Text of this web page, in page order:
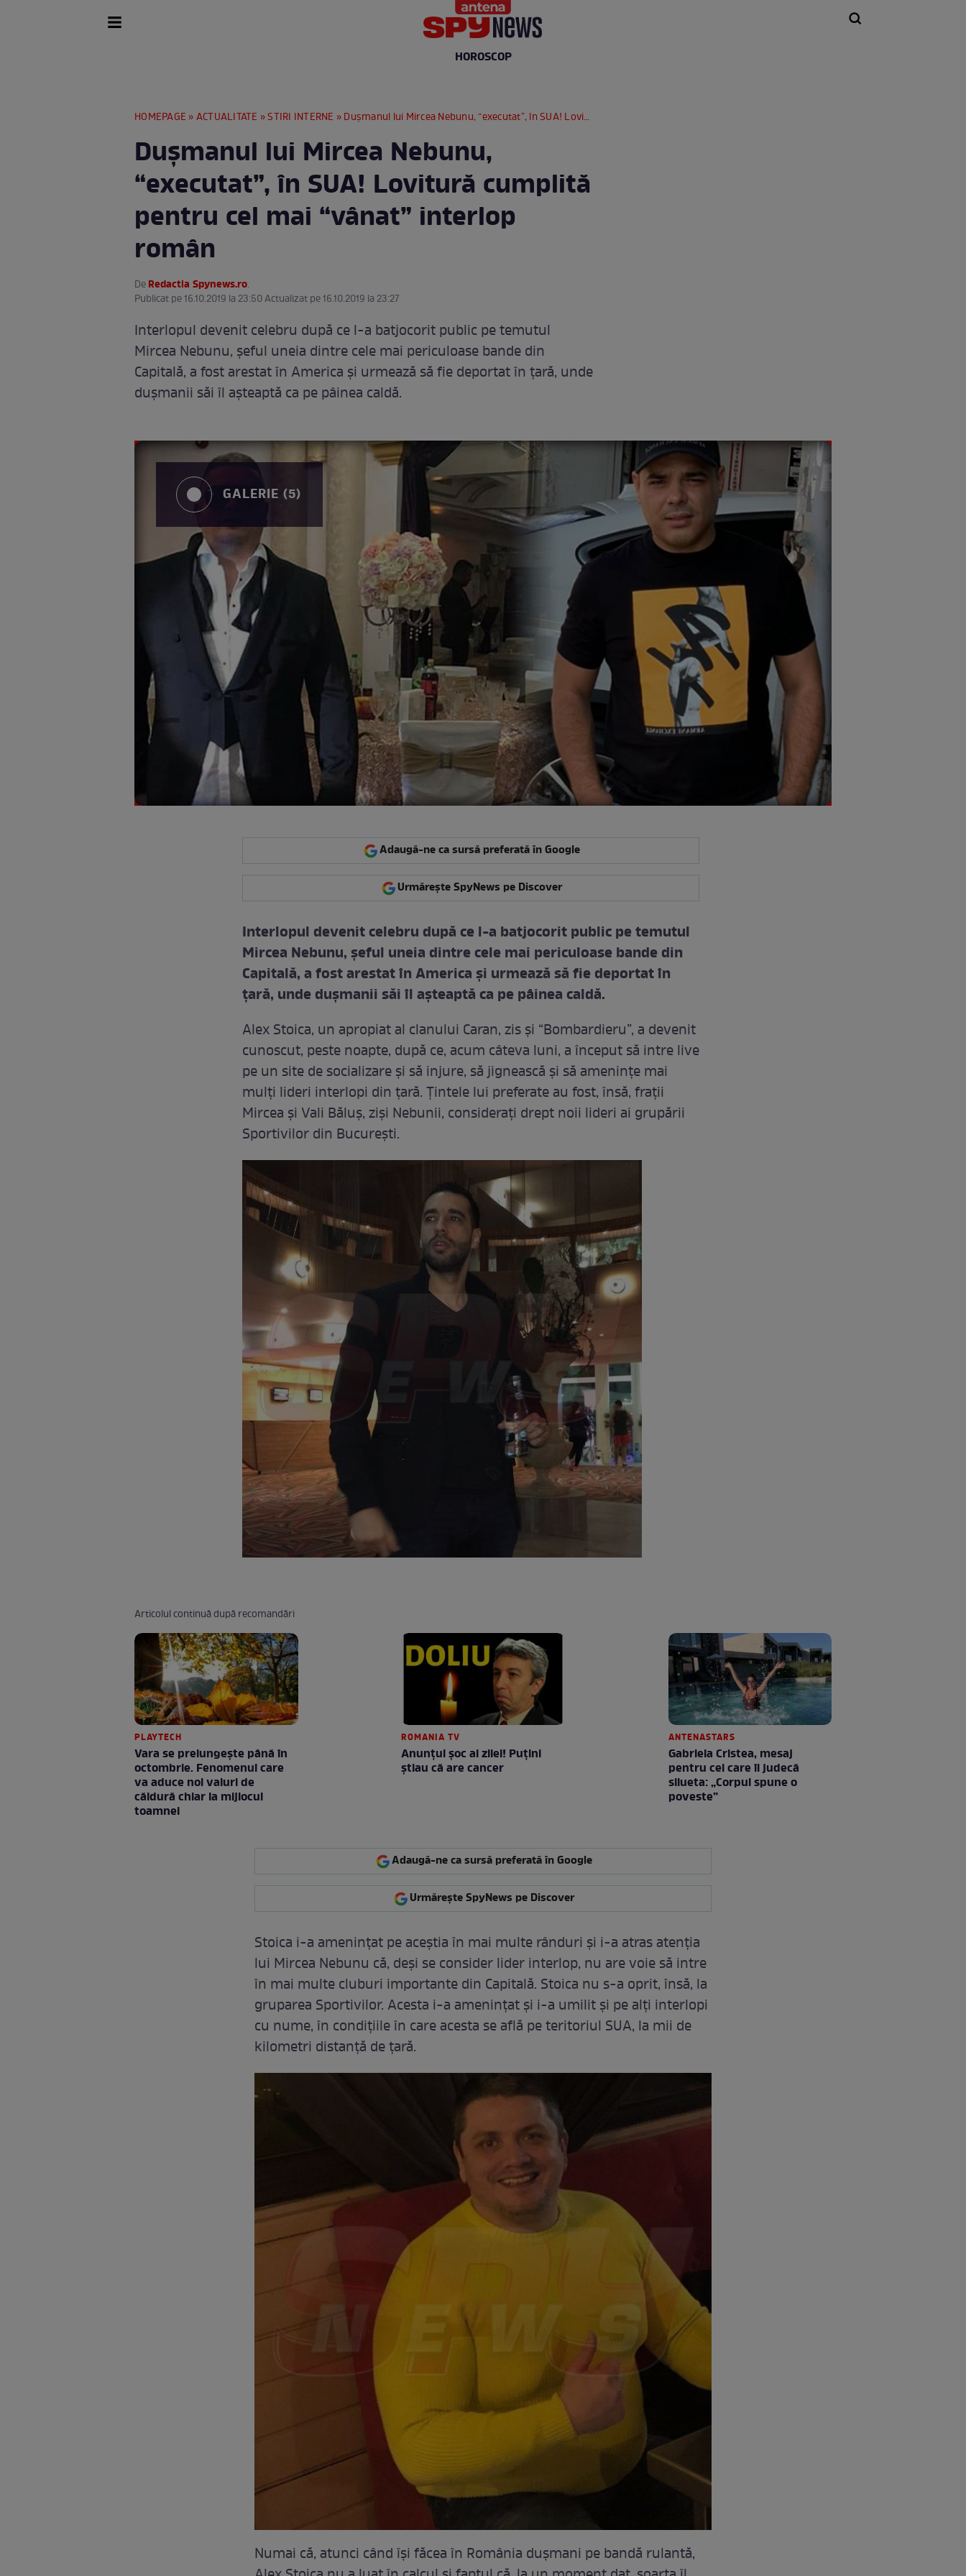
HOROSCOP
HOMEPAGE »ACTUALITATE »STIRI INTERNE » Duşmanul lui Mircea Nebunu, “executat”, în SUA! Lovitură cumplită pentru cel mai “vânat” interlop român
Duşmanul lui Mircea Nebunu,
“executat”, în SUA! Lovitură cumplită
pentru cel mai “vânat” interlop
român
DeRedactia Spynews.ro.
Publicat pe 16.10.2019 la 23:50 Actualizat pe 16.10.2019 la 23:27
Interlopul devenit celebru după ce l-a batjocorit public pe temutul
Mircea Nebunu, șeful uneia dintre cele mai periculoase bande din
Capitală, a fost arestat în America și urmează să fie deportat în țară, unde
dușmanii săi îl așteaptă ca pe pâinea caldă.
GALERIE (5)
Adaugă-ne ca sursă preferată în Google
Urmărește SpyNews pe Discover
Interlopul devenit celebru după ce l-a batjocorit public pe temutul
Mircea Nebunu, șeful uneia dintre cele mai periculoase bande din
Capitală, a fost arestat în America și urmează să fie deportat în
țară, unde dușmanii săi îl așteaptă ca pe pâinea caldă.
Alex Stoica, un apropiat al clanului Caran, zis și “Bombardieru”, a devenit
cunoscut, peste noapte, după ce, acum câteva luni, a început să intre live
pe un site de socializare și să injure, să jignească și să amenințe mai
mulți lideri interlopi din țară. Țintele lui preferate au fost, însă, frații
Mircea și Vali Băluș, ziși Nebunii, considerați drept noii lideri ai grupării
Sportivilor din București.
Articolul continuă după recomandări
PLAYTECH
Vara se prelungeşte până în
octombrie. Fenomenul care
va aduce noi valuri de
căldură chiar la mijlocul
toamnei
ROMANIA TV
Anunţul şoc al zilei! Puţini
ştiau că are cancer
ANTENASTARS
Gabriela Cristea, mesaj
pentru cei care îi judecă
silueta: „Corpul spune o
poveste”
Adaugă-ne ca sursă preferată în Google
Urmărește SpyNews pe Discover
Stoica i-a amenințat pe aceștia în mai multe rânduri și i-a atras atenția
lui Mircea Nebunu că, deși se consider lider interlop, nu are voie să intre
în mai multe cluburi importante din Capitală. Stoica nu s-a oprit, însă, la
gruparea Sportivilor. Acesta i-a amenințat și i-a umilit și pe alți interlopi
cu nume, în condițiile în care acesta se află pe teritoriul SUA, la mii de
kilometri distanță de țară.
Numai că, atunci când își făcea în România dușmani pe bandă rulantă,